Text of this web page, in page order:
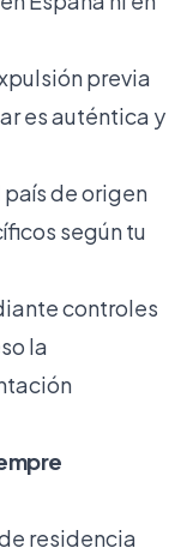
previa
es auténtica y
de origen
según tu
controles
la
residencia